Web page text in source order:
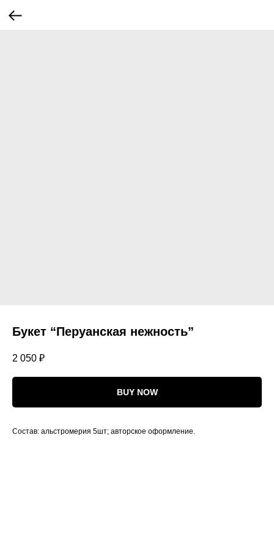
Букет “Перуанская нежность”
2 050 ₽
BUY NOW
Состав: альстромерия 5шт; авторское оформление.